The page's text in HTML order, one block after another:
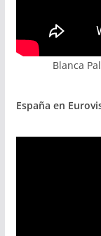
Blanca
España en